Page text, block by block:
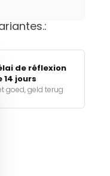
de réflexion
14 jours
goed, geld terug